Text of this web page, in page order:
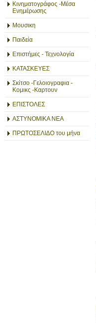
Κινηματογράφος -Μέσα
Ενημέρωσης
Μουσικη
Παιδεία
Επιστήμες - Τεχνολογία
ΚΑΤΑΣΚΕΥΕΣ
Σκίτσο -Γελοιογραφια -
Κομικς -Καρτουν
ΕΠΙΣΤΟΛΕΣ
ΑΣΤΥΝΟΜΙΚΑ ΝΕΑ
ΠΡΩΤΟΣΕΛΙΔΟ του μήνα